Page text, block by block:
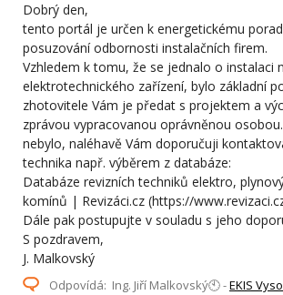
Dobrý den,
tento portál je určen k energetickému
posuzování odbornosti instalačních firem.
Vzhledem k tomu, že se jednalo o instalaci
elektrotechnického zařízení, bylo základní
zhotovitele Vám je předat s projektem a
zprávou vypracovanou oprávněnou
nebylo, naléhavě Vám doporučuji
technika např. výběrem z databáze:
Databáze revizních techniků elektro,
komínů | Revizáci.cz (https://
Dále pak postupujte v souladu s jeho
S pozdravem,
J. Malkovský
Odpovídá: Ing. Jiří Malkovský🕙 -EKIS